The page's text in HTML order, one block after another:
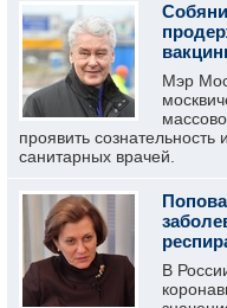
Мэр
проявить
санитарных врачей.
В